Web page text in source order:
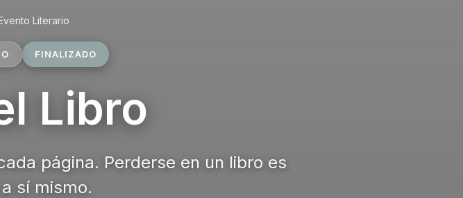
Literario
FINALIZADO
Libro
página. Perderse en un libro es
sí mismo.